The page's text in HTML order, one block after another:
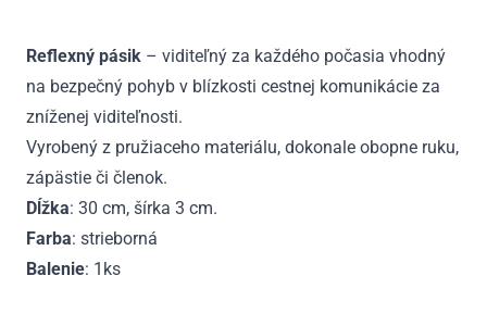
Reflexný pásik – viditeľný za každého počasia vhodný
na bezpečný pohyb v blízkosti cestnej komunikácie za
zníženej viditeľnosti.
Vyrobený z pružiaceho materiálu, dokonale obopne ruku,
zápästie či členok.
Dĺžka: 30 cm, šírka 3 cm.
Farba: strieborná
Balenie: 1ks